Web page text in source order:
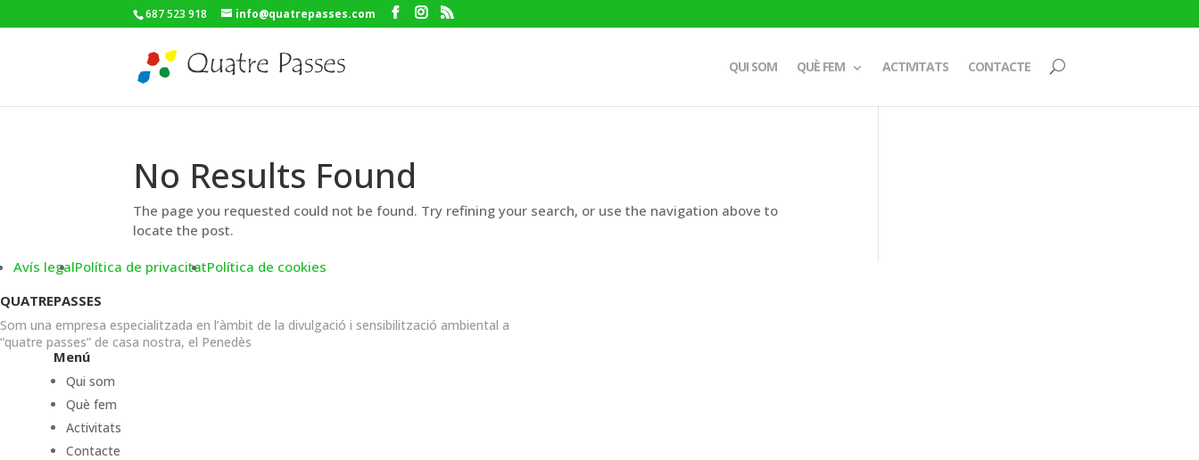
687 523 918 info@quatrepasses.com
QUI SOM QUÈ FEM ACTIVITATS CONTACTE
No Results Found
The page you requested could not be found. Try refining your search, or use the navigation above to
locate the post.
Avís legalPolítica de privacitatPolítica de cookies
QUATREPASSES
Som una empresa especialitzada en l’àmbit de la divulgació i sensibilització ambiental a
“quatre passes” de casa nostra, el Penedès
Menú
Qui som
Què fem
Activitats
Contacte